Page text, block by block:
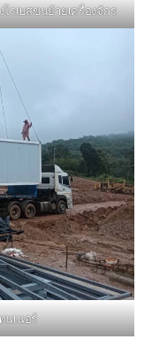
โรเบสขนย้ายเครื่องจักร
นเนอร์